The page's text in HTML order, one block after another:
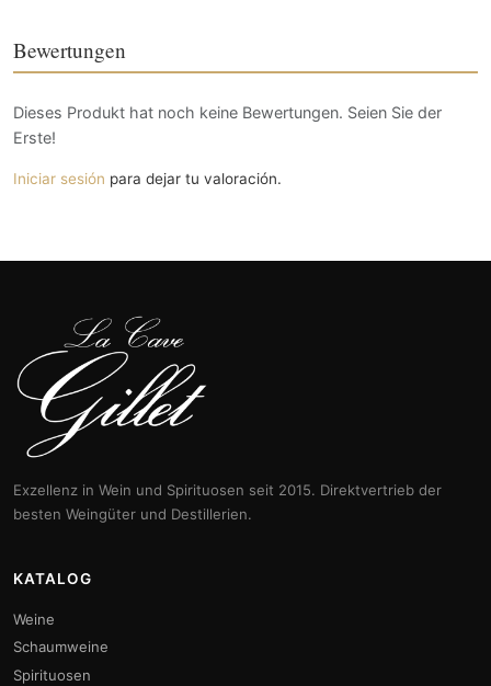
Bewertungen
Dieses Produkt hat noch keine Bewertungen. Seien Sie der
Erste!
Iniciar sesión para dejar tu valoración.
Exzellenz in Wein und Spirituosen seit 2015. Direktvertrieb der
besten Weingüter und Destillerien.
KATALOG
Weine
Schaumweine
Spirituosen